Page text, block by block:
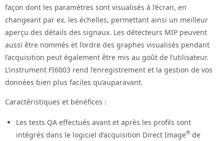
façon dont les paramètres sont visualisés à l’écran, en
changeant par ex. les échelles, permettant ainsi un meilleur
aperçu des détails des signaux. Les détecteurs MIP peuvent
aussi être nommés et l’ordre des graphes visualisés pendant
l’acquisition peut également être mis au goût de l’utilisateur.
L’instrument FI6003 rend l’enregistrement et la gestion de vos
données bien plus faciles qu’auparavant.
Caractéristiques et bénéfices :
Les tests QA effectués avant et après les profils sont
intégrés dans le logiciel d’acquisition Direct Image® de